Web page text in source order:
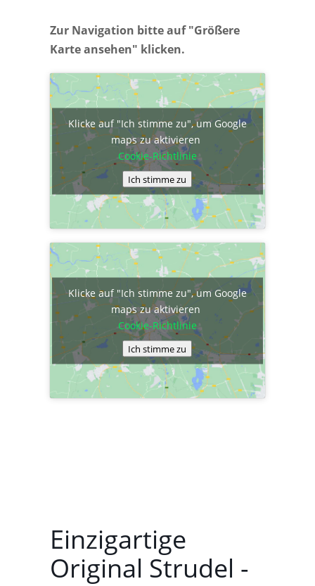
Zur Navigation bitte auf "Größere
Karte ansehen" klicken.
Klicke auf "Ich stimme zu", um Google
maps zu aktivieren
Cookie-Richtlinie
Ich stimme zu
Klicke auf "Ich stimme zu", um Google
maps zu aktivieren
Cookie-Richtlinie
Ich stimme zu
Einzigartige
Original Strudel -